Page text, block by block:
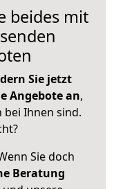
beides mit
Sie jetzt
Angebote an,
bei Ihnen sind.
Sie doch
Beratung